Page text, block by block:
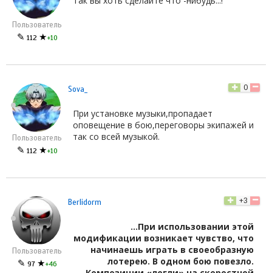
Пользователь
✎ 112 ★+10
Пользователь
✎ 112 ★+10
Sova_ 0
При установке музыки,пропадает
оповещение в бою,переговоры экипажей и
так со всей музыкой.
Пользователь
✎ 97 ★+46
Berlidorm +3
...При использовании этой
модификации возникает чувство, что
начинаешь играть в своеобразную
лотерею. В одном бою повезло.